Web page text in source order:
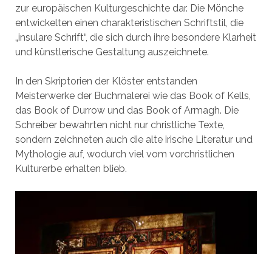
zur europäischen Kulturgeschichte dar. Die Mönche
entwickelten einen charakteristischen Schriftstil, die
„insulare Schrift“, die sich durch ihre besondere Klarheit
und künstlerische Gestaltung auszeichnete.
In den Skriptorien der Klöster entstanden
Meisterwerke der Buchmalerei wie das Book of Kells,
das Book of Durrow und das Book of Armagh. Die
Schreiber bewahrten nicht nur christliche Texte,
sondern zeichneten auch die alte irische Literatur und
Mythologie auf, wodurch viel vom vorchristlichen
Kulturerbe erhalten blieb.